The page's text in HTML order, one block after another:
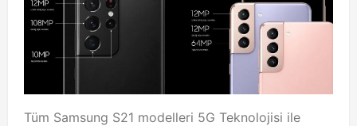
Tüm Samsung S21 modelleri 5G Teknolojisi ile